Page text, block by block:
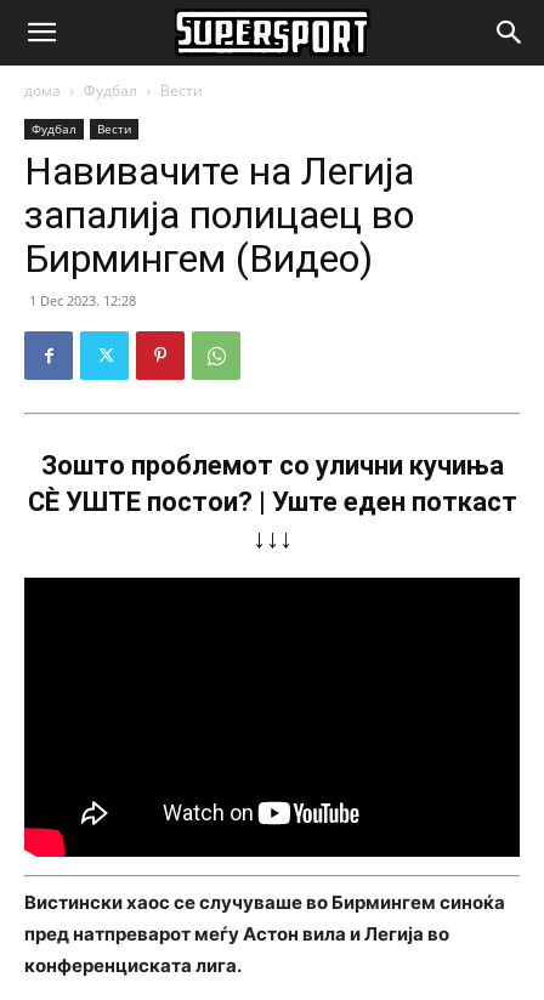
SuperSport.mk
дома Фудбал Вести
Фудбал Вести
Навивачите на Легија
запалија полицаец во
Бирмингем (Видео)
1 Dec 2023. 12:28
Зошто проблемот со улични кучиња
СÈ УШТЕ постои? | Уште еден поткаст
↓↓↓
Вистински хаос се случуваше во Бирмингем синоќа
пред натпреварот меѓу Астон вила и Легија во
конференциската лига.